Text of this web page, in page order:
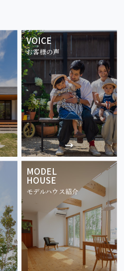
VOICE
お客様の声
MODEL
HOUSE
モデルハウス紹介